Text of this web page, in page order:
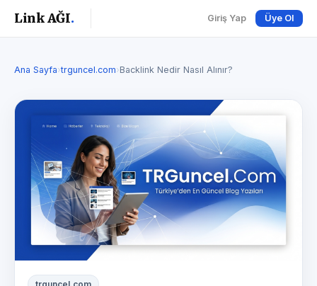
Link AĞI. Giriş Yap Üye Ol
Ana Sayfa›trguncel.com›Backlink Nedir Nasıl Alınır?